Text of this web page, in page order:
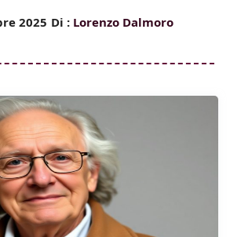
2025 Di : Lorenzo Dalmoro